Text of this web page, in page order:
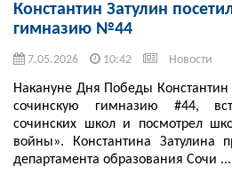
Константин Затулин
гимназию №44
7.05.2026 10:42 Новости
Накануне Дня Победы Константин
сочинскую гимназию #44,
сочинских школ и посмотрел
войны». Константина Затулина
департамента образования Сочи ...